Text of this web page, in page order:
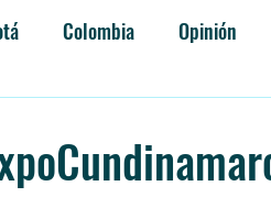
Colombia Opinión